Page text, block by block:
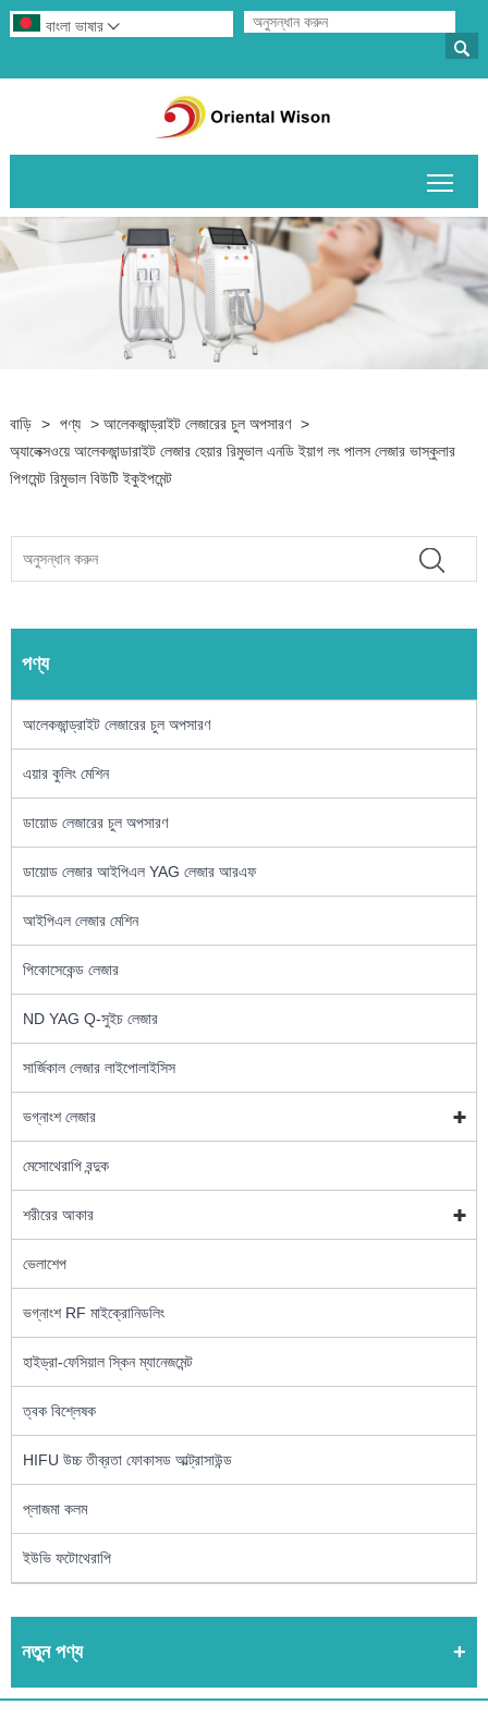

বাংলা ভাষার 
বাড়ি > পণ্য > আলেকজান্ড্রাইট লেজারের চুল অপসারণ >
অ্যালেক্সওয়ে আলেকজান্ডারাইট লেজার হেয়ার রিমুভাল এনডি ইয়াগ লং পালস লেজার ভাস্কুলার
পিগমেন্ট রিমুভাল বিউটি ইকুইপমেন্ট
পণ্য
আলেকজান্ড্রাইট লেজারের চুল অপসারণ
এয়ার কুলিং মেশিন
ডায়োড লেজারের চুল অপসারণ
ডায়োড লেজার আইপিএল YAG লেজার আরএফ
আইপিএল লেজার মেশিন
পিকোসেকেন্ড লেজার
ND YAG Q-সুইচ লেজার
সার্জিকাল লেজার লাইপোলাইসিস
ভগ্নাংশ লেজার
মেসোথেরাপি বন্দুক
শরীরের আকার
ভেলাশেপ
ভগ্নাংশ RF মাইক্রোনিডলিং
হাইড্রা-ফেসিয়াল স্কিন ম্যানেজমেন্ট
ত্বক বিশ্লেষক
HIFU উচ্চ তীব্রতা ফোকাসড আল্ট্রাসাউন্ড
প্লাজমা কলম
ইউভি ফটোথেরাপি
নতুন পণ্য